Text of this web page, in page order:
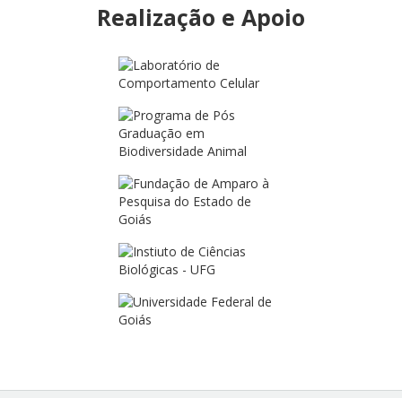
Realização e Apoio